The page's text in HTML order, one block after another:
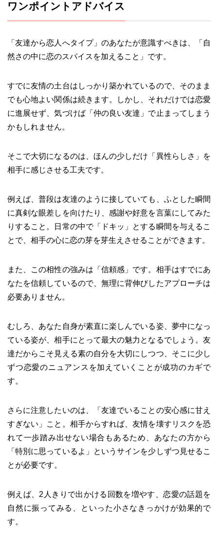
ワンポイントアドバイス
「友達から恋人へタイプ」のあなたが意識すべきは、「自
然さの中に恋のスパイスを加えること」です。
すでに友情の土台はしっかり築かれているので、そのまま
でも心地よい関係は続きます。しかし、それだけでは恋愛
に進展せず、気づけば「仲の良い友達」で止まってしまう
かもしれません。
そこで大切になるのは、ほんの少しだけ「異性らしさ」を
相手に感じさせる工夫です。
例えば、普段は友達のように接していても、ふとした瞬間
に真剣な眼差しを向けたり、感謝や好意を言葉にしてみた
りすること。日常の中で「ドキッ」とする瞬間を与えるこ
とで、相手の心に恋の芽を芽生えさせることができます。
また、この相性の強みは「信頼感」です。相手はすでにあ
なたを信頼しているので、無理に背伸びしたアプローチは
必要ありません。
むしろ、あなた自身が素直に楽しんでいる姿、夢中になっ
ている姿が、相手にとって最大の魅力となるでしょう。友
達だからこそ見える素の自分を大切にしつつ、そこに少し
ずつ恋愛のニュアンスを加えていくことが成功のカギで
す。
さらに注意したいのは、「友達でいることの安心感に甘え
すぎない」こと。相手からすれば、友情を壊すリスクを恐
れて一歩踏み出せない場合もあるため、あなたの方から
「特別に思っているよ」というサインを少しずつ見せるこ
とが必要です。
例えば、2人きりで出かける回数を増やす、恋愛の話題を
自然に振ってみる、といった小さなきっかけが効果的で
す。